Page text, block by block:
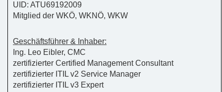
UID: ATU69192009
Mitglied der WKÖ, WKNÖ, WKW
Geschäftsführer & Inhaber:
Ing. Leo Eibler, CMC
zertifizierter Certified Management Consultant
zertifizierter ITIL v2 Service Manager
zertifizierter ITIL v3 Expert